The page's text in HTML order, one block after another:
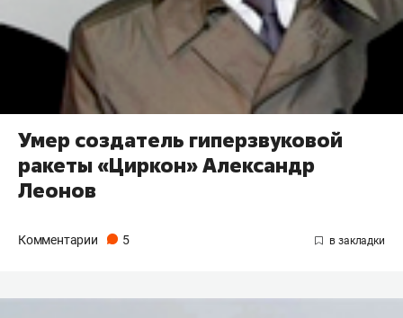
Умер создатель гиперзвуковой
ракеты «Циркон» Александр
Леонов
Комментарии 5